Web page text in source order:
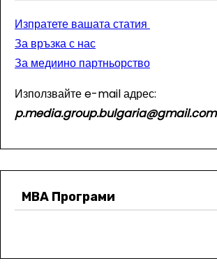
Изпратете вашата статия
За връзка с нас
За медиино партньорство
Използвайте e-mail адрес:
p.media.group.bulgaria@gmail.com
МВА Програми